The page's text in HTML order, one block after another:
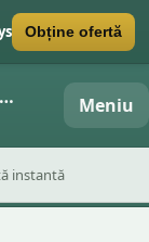
Obține ofertă
Tyldesley Centru de dezmembrări auto Meniu
instantă